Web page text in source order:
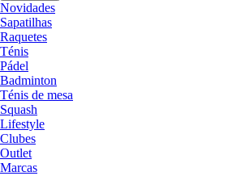
Novidades
Sapatilhas
Raquetes
Ténis
Pádel
Badminton
Ténis de mesa
Squash
Lifestyle
Clubes
Outlet
Marcas